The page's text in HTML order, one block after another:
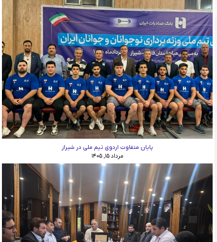
پایان متفاوت اردوی تیم ملی در شیراز
مرداد ۱۵, ۱۴۰۵